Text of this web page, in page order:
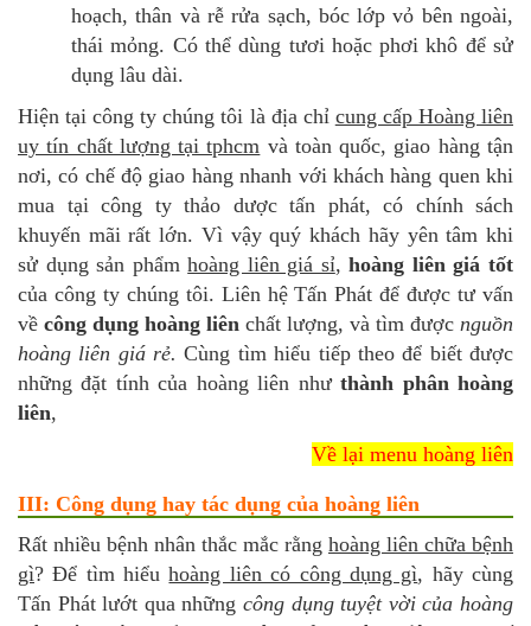
hoạch, thân và rễ rửa sạch, bóc lớp vỏ bên ngoài,
thái mỏng. Có thể dùng tươi hoặc phơi khô để sử
dụng lâu dài.
Hiện tại công ty chúng tôi là địa chỉ cung cấp Hoàng liên
uy tín chất lượng tại tphcm và toàn quốc, giao hàng tận
nơi, có chế độ giao hàng nhanh với khách hàng quen khi
mua tại công ty thảo dược tấn phát, có chính sách
khuyến mãi rất lớn. Vì vậy quý khách hãy yên tâm khi
sử dụng sản phẩmhoàng liên giá sỉ,hoàng liên giá tốt
của công ty chúng tôi. Liên hệ Tấn Phát để được tư vấn
về công dụng hoàng liên chất lượng, và tìm được nguồn
hoàng liên giá rẻ.Cùng tìm hiểu tiếp theo để biết được
những đặt tính của hoàng liên nhưthành phân hoàng
liên,
Về lại menu hoàng liên
III: Công dụng hay tác dụng của hoàng liên
Rất nhiều bệnh nhân thắc mắc rằng hoàng liên chữa bệnh
gì? Để tìm hiểuhoàng liên có công dụng gì, hãy cùng
Tấn Phát lướt qua những công dụng tuyệt vời của hoàng